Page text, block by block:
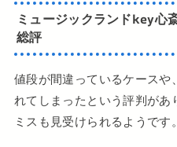
ミュージックランドkey心
総評
値段が間違っているケース
れてしまったという評判が
ミスも見受けられるようです。